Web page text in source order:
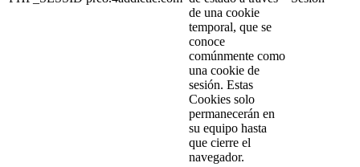
de una cookie
temporal, que se
conoce
comúnmente como
una cookie de
sesión. Estas
Cookies solo
permanecerán en
su equipo hasta
que cierre el
navegador.